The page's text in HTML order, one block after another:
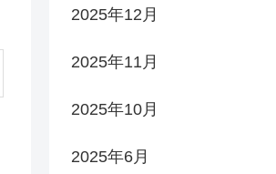
2025年12月
2025年11月
2025年10月
2025年6月